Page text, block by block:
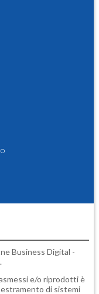
Business Digital -
e/o riprodotti è
di sistemi